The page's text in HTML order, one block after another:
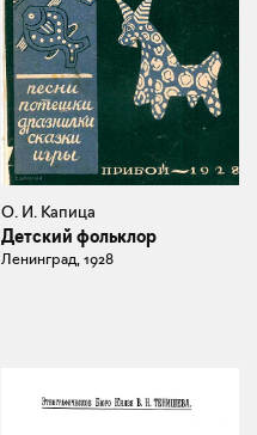
О. И. Капица
Детский фольклор
Ленинград, 1928